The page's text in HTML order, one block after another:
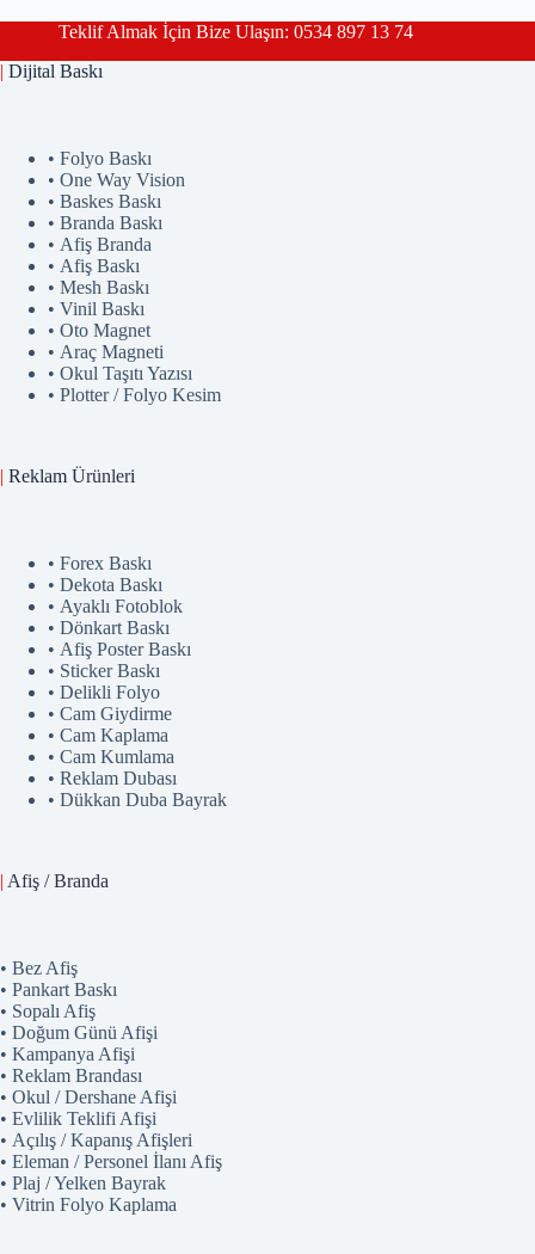
Teklif Almak İçin Bize Ulaşın: 0534 897 13 74
| Dijital Baskı
• Folyo Baskı
• One Way Vision
• Baskes Baskı
• Branda Baskı
• Afiş Branda
• Afiş Baskı
• Mesh Baskı
• Vinil Baskı
• Oto Magnet
• Araç Magneti
• Okul Taşıtı Yazısı
• Plotter / Folyo Kesim
| Reklam Ürünleri
• Forex Baskı
• Dekota Baskı
• Ayaklı Fotoblok
• Dönkart Baskı
• Afiş Poster Baskı
• Sticker Baskı
• Delikli Folyo
• Cam Giydirme
• Cam Kaplama
• Cam Kumlama
• Reklam Dubası
• Dükkan Duba Bayrak
| Afiş / Branda
• Bez Afiş
• Pankart Baskı
• Sopalı Afiş
• Doğum Günü Afişi
• Kampanya Afişi
• Reklam Brandası
• Okul / Dershane Afişi
• Evlilik Teklifi Afişi
• Açılış / Kapanış Afişleri
• Eleman / Personel İlanı Afiş
• Plaj / Yelken Bayrak
• Vitrin Folyo Kaplama